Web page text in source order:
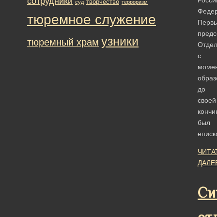
с
до
своей
был
суд творчество терроризм
тюремное служение
тюремный храм узники